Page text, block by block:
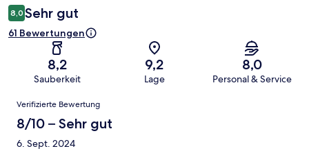
8,0 Sehr gut
61 Bewertungen
8,2
Sauberkeit
9,2
Lage
8,0
Personal & Service
Bewertungen
Verifizierte Bewertung
8/10 – Sehr gut
6. Sept. 2024